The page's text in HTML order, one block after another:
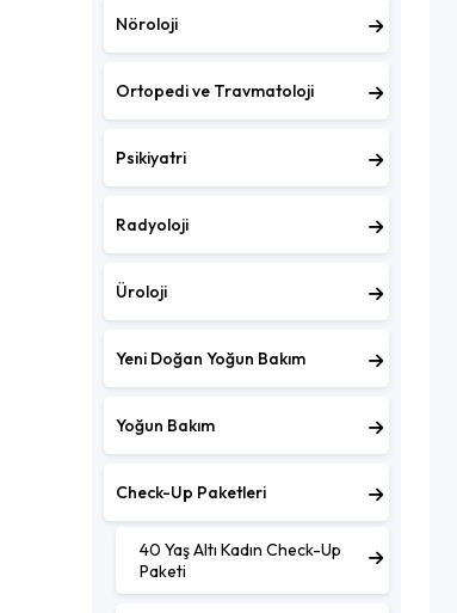
Nöroloji
Ortopedi ve Travmatoloji
Psikiyatri
Radyoloji
Üroloji
Yeni Doğan Yoğun Bakım
Yoğun Bakım
Check-Up Paketleri
40 Yaş Altı Kadın Check-Up
Paketi